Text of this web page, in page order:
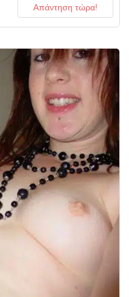
Απάντηση τώρα!